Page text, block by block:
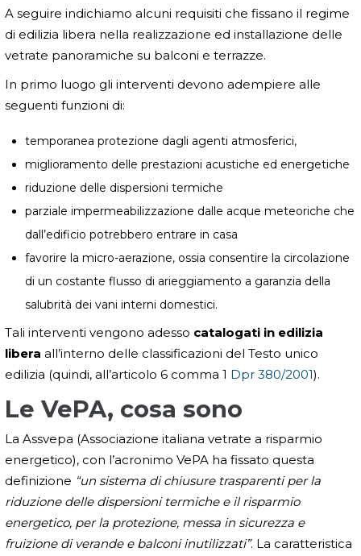
A seguire indichiamo alcuni requisiti che fissano il regime
di edilizia libera nella realizzazione ed installazione delle
vetrate panoramiche su balconi e terrazze.
In primo luogo gli interventi devono adempiere alle
seguenti funzioni di:
temporanea protezione dagli agenti atmosferici,
miglioramento delle prestazioni acustiche ed energetiche
riduzione delle dispersioni termiche
parziale impermeabilizzazione dalle acque meteoriche che
dall’edificio potrebbero entrare in casa
favorire la micro-aerazione, ossia consentire la circolazione
di un costante flusso di arieggiamento a garanzia della
salubrità dei vani interni domestici.
Tali interventi vengono adesso catalogati in edilizia
libera all’interno delle classificazioni del Testo unico
edilizia (quindi, all’articolo 6 comma 1 Dpr 380/2001).
Le VePA, cosa sono
La Assvepa (Associazione italiana vetrate a risparmio
energetico), con l’acronimo VePA ha fissato questa
definizione “un sistema di chiusure trasparenti per la
riduzione delle dispersioni termiche e il risparmio
energetico, per la protezione, messa in sicurezza e
fruizione di verande e balconi inutilizzati”. La caratteristica